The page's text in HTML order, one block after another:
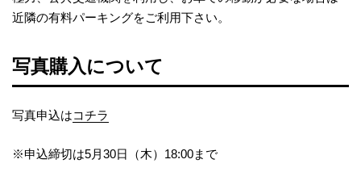
近隣の有料パーキングをご利用下さい。
写真購入について
写真申込はコチラ
※申込締切は5月30日（木）18:00まで